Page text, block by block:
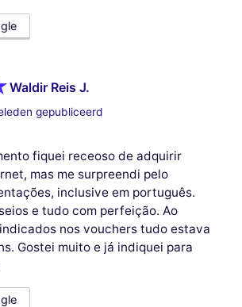
Waldir Reis J.
gepubliceerd
fiquei receoso de adquirir
mas me surpreendi pelo
inclusive em português.
e tudo com perfeição. Ao
nos vouchers tudo estava
Gostei muito e já indiquei para